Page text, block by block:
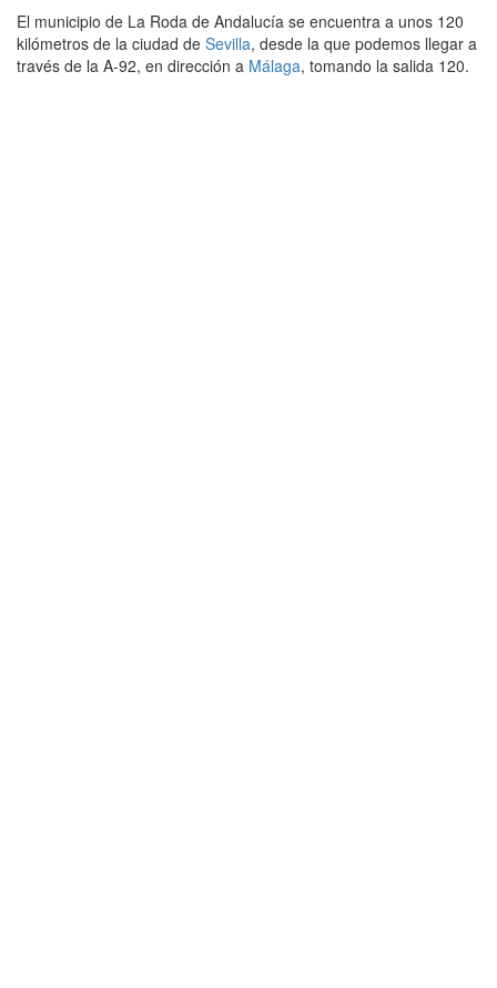
El municipio de La Roda de Andalucía se encuentra a unos 120
kilómetros de la ciudad de Sevilla, desde la que podemos llegar a
través de la A-92, en dirección a Málaga, tomando la salida 120.